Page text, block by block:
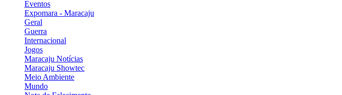
Eventos
Expomara - Maracaju
Geral
Guerra
Internacional
Jogos
Maracaju Notícias
Maracaju Showtec
Meio Ambiente
Mundo